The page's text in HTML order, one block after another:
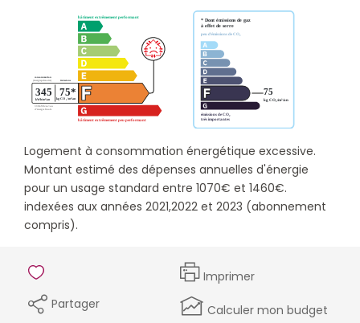
Logement à consommation énergétique excessive.
Montant estimé des dépenses annuelles d'énergie
pour un usage standard entre 1070€ et 1460€.
indexées aux années 2021,2022 et 2023 (abonnement
compris).
Imprimer
Partager
Calculer mon budget